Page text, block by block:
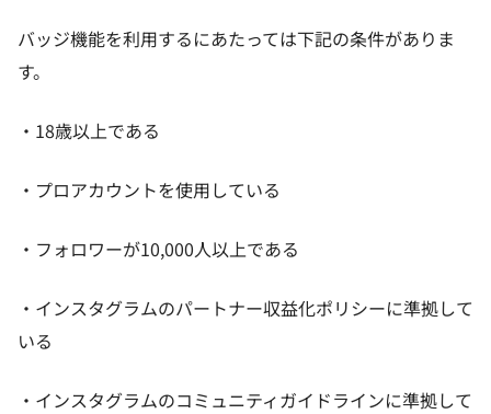
バッジ機能を利用するにあたっては下記の条件がありま
す。
・18歳以上である
・プロアカウントを使用している
・フォロワーが10,000人以上である
・インスタグラムのパートナー収益化ポリシーに準拠して
いる
・インスタグラムのコミュニティガイドラインに準拠して